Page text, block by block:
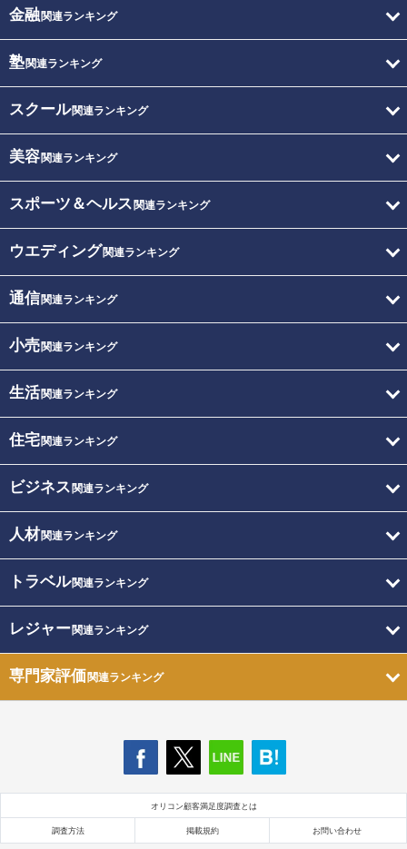
金融関連ランキング
塾関連ランキング
スクール関連ランキング
美容関連ランキング
スポーツ＆ヘルス 関連ランキング
ウエディング関連ランキング
通信関連ランキング
小売関連ランキング
生活関連ランキング
住宅関連ランキング
ビジネス 関連ランキング
人材関連ランキング
トラベル関連ランキング
レジャー関連ランキング
専門家評価関連ランキング
オリコン顧客満足度調査とは
調査方法 掲載規約 お問い合わせ